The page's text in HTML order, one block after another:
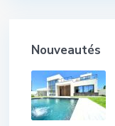
Nouveautés